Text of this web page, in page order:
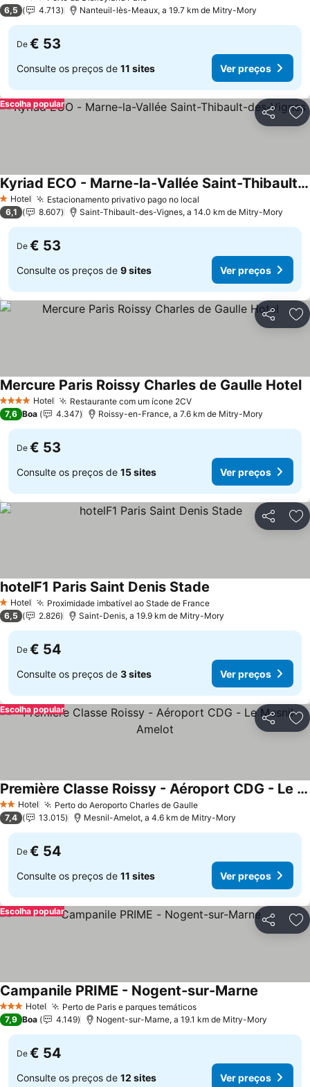
6,5 4.713 Nanteuil-lès-Meaux, a 19.7 km de Mitry-Mory
De € 53
Consulte os preços de 11 sites Ver preços
Partilhar
Escolha popular
1 Estrelas
Hotel Estacionamento privativo pago no local
Kyriad ECO - Marne-la-Vallée Saint-Thibault-des-Vignes
6,1 8.607 Saint-Thibault-des-Vignes, a 14.0 km de Mitry-Mory
De € 53
Consulte os preços de 9 sites Ver preços
Partilhar
4 EstrelasHotel Restaurante com um ícone 2CV
Mercure Paris Roissy Charles de Gaulle Hotel
7,6 Boa 4.347 Roissy-en-France, a 7.6 km de Mitry-Mory
De € 53
Consulte os preços de 15 sites Ver preços
Partilhar
1 Estrelas
Hotel Proximidade imbatível ao Stade de France
hotelF1 Paris Saint Denis Stade
6,5 2.826 Saint-Denis, a 19.9 km de Mitry-Mory
De € 54
Consulte os preços de 3 sites Ver preços
Partilhar
Escolha popular
2 Estrelas
Hotel Perto do Aeroporto Charles de Gaulle
Première Classe Roissy - Aéroport CDG - Le Mesnil-Amelot
7,4 13.015 Mesnil-Amelot, a 4.6 km de Mitry-Mory
De € 54
Consulte os preços de 11 sites Ver preços
Partilhar
Escolha popular
3 EstrelasHotel Perto de Paris e parques temáticos
Campanile PRIME - Nogent-sur-Marne
7,9 Boa 4.149 Nogent-sur-Marne, a 19.1 km de Mitry-Mory
De € 54
Consulte os preços de 12 sites Ver preços